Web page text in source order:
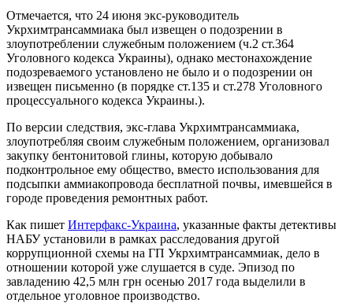
Отмечается, что 24 июня экс-руководитель
Укрхимтрансаммиака был извещен о подозрении в
злоупотреблении служебным положением (ч.2 ст.364
Уголовного кодекса Украины), однако местонахождение
подозреваемого установлено не было и о подозрении он
извещен письменно (в порядке ст.135 и ст.278 Уголовного
процессуального кодекса Украины.).
По версии следствия, экс-глава Укрхимтрансаммиака,
злоупотребляя своим служебным положением, организовал
закупку бентонитовой глины, которую добывало
подконтрольное ему общество, вместо использования для
подсыпки аммиакопровода бесплатной почвы, имевшейся в
городе проведения ремонтных работ.
Как пишет Интерфакс-Украина, указанные факты детективы
НАБУ установили в рамках расследования другой
коррупционной схемы на ГП Укрхимтрансаммиак, дело в
отношении которой уже слушается в суде. Эпизод по
завладению 42,5 млн грн осенью 2017 года выделили в
отдельное уголовное производство.